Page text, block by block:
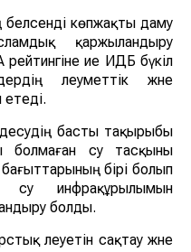
белсенді көпжақты даму
қаржыландыру
ие ИДБ бүкіл
әлеуметтік және
басты тақырыбы
болмаған су тасқыны
бірі болып
су инфрақұрылымын
болды.
әлеуетін сақтау және